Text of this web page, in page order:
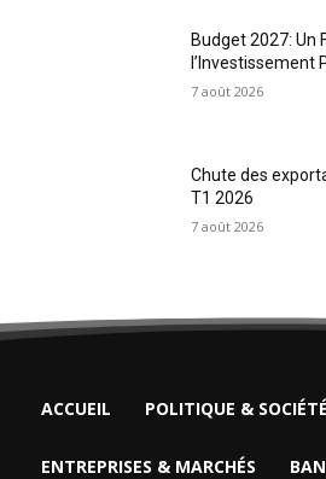
Budget 2027: Un
l’Investissement
7 août 2026
Chute des
T1 2026
7 août 2026
ACCUEIL POLITIQUE & SOCIÉTÉ
ENTREPRISES & MARCHÉS